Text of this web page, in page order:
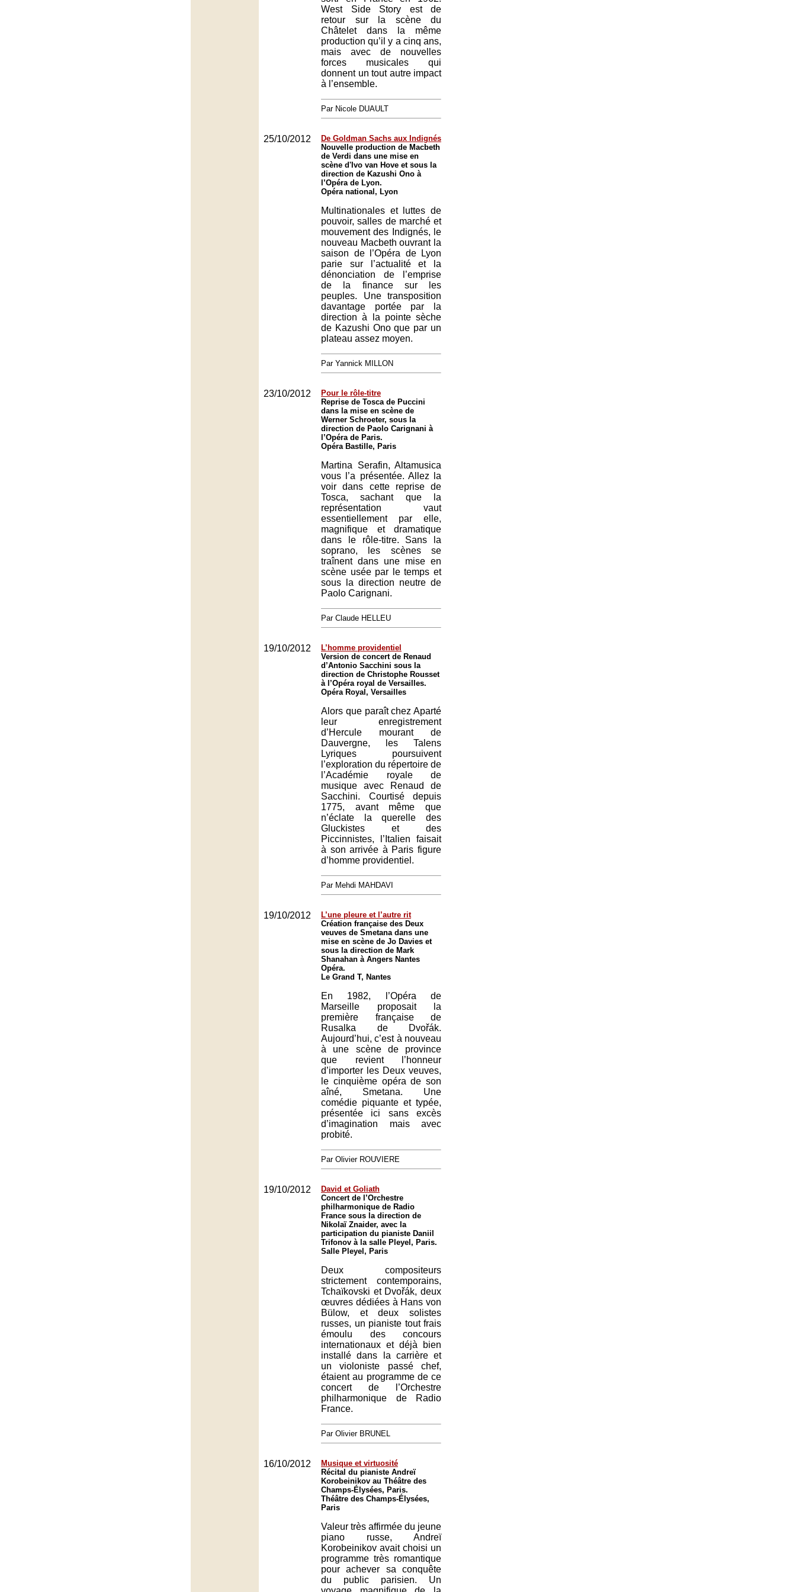
West Side Story est de
retour sur la scène du
Châtelet dans la même
production qu’il y a cinq ans,
mais avec de nouvelles
forces musicales qui
donnent un tout autre impact
à l’ensemble.
Par Nicole DUAULT
25/10/2012
De Goldman Sachs aux Indignés
Nouvelle production de Macbeth
de Verdi dans une mise en
scène d'Ivo van Hove et sous la
direction de Kazushi Ono à
l’Opéra de Lyon.
Opéra national, Lyon
Multinationales et luttes de
pouvoir, salles de marché et
mouvement des Indignés, le
nouveau Macbeth ouvrant la
saison de l’Opéra de Lyon
parie sur l’actualité et la
dénonciation de l’emprise
de la finance sur les
peuples. Une transposition
davantage portée par la
direction à la pointe sèche
de Kazushi Ono que par un
plateau assez moyen.
Par Yannick MILLON
23/10/2012
Pour le rôle-titre
Reprise de Tosca de Puccini
dans la mise en scène de
Werner Schroeter, sous la
direction de Paolo Carignani à
l’Opéra de Paris.
Opéra Bastille, Paris
Martina Serafin, Altamusica
vous l’a présentée. Allez la
voir dans cette reprise de
Tosca, sachant que la
représentation vaut
essentiellement par elle,
magnifique et dramatique
dans le rôle-titre. Sans la
soprano, les scènes se
traînent dans une mise en
scène usée par le temps et
sous la direction neutre de
Paolo Carignani.
Par Claude HELLEU
19/10/2012
L’homme providentiel
Version de concert de Renaud
d’Antonio Sacchini sous la
direction de Christophe Rousset
à l’Opéra royal de Versailles.
Opéra Royal, Versailles
Alors que paraît chez Aparté
leur enregistrement
d’Hercule mourant de
Dauvergne, les Talens
Lyriques poursuivent
l’exploration du répertoire de
l’Académie royale de
musique avec Renaud de
Sacchini. Courtisé depuis
1775, avant même que
n’éclate la querelle des
Gluckistes et des
Piccinnistes, l’Italien faisait
à son arrivée à Paris figure
d’homme providentiel.
Par Mehdi MAHDAVI
19/10/2012
L’une pleure et l’autre rit
Création française des Deux
veuves de Smetana dans une
mise en scène de Jo Davies et
sous la direction de Mark
Shanahan à Angers Nantes
Opéra.
Le Grand T, Nantes
En 1982, l’Opéra de
Marseille proposait la
première française de
Rusalka de Dvořák.
Aujourd’hui, c’est à nouveau
à une scène de province
que revient l’honneur
d’importer les Deux veuves,
le cinquième opéra de son
aîné, Smetana. Une
comédie piquante et typée,
présentée ici sans excès
d’imagination mais avec
probité.
Par Olivier ROUVIERE
19/10/2012
David et Goliath
Concert de l’Orchestre
philharmonique de Radio
France sous la direction de
Nikolaï Znaider, avec la
participation du pianiste Daniil
Trifonov à la salle Pleyel, Paris.
Salle Pleyel, Paris
Deux compositeurs
strictement contemporains,
Tchaïkovski et Dvořák, deux
œuvres dédiées à Hans von
Bülow, et deux solistes
russes, un pianiste tout frais
émoulu des concours
internationaux et déjà bien
installé dans la carrière et
un violoniste passé chef,
étaient au programme de ce
concert de l’Orchestre
philharmonique de Radio
France.
Par Olivier BRUNEL
16/10/2012
Musique et virtuosité
Récital du pianiste Andreï
Korobeinikov au Théâtre des
Champs-Élysées, Paris.
Théâtre des Champs-Élysées,
Paris
Valeur très affirmée du jeune
piano russe, Andreï
Korobeinikov avait choisi un
programme très romantique
pour achever sa conquête
du public parisien. Un